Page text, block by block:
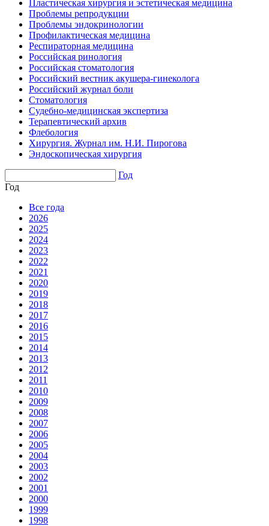
Пластическая хирургия и эстетическая медицина
Проблемы репродукции
Проблемы эндокринологии
Профилактическая медицина
Респираторная медицина
Российская ринология
Российская стоматология
Российский вестник акушера-гинеколога
Российский журнал боли
Стоматология
Судебно-медицинская экспертиза
Терапевтический архив
Флебология
Хирургия. Журнал им. Н.И. Пирогова
Эндоскопическая хирургия
Год
Год
Все года
2026
2025
2024
2023
2022
2021
2020
2019
2018
2017
2016
2015
2014
2013
2012
2011
2010
2009
2008
2007
2006
2005
2004
2003
2002
2001
2000
1999
1998